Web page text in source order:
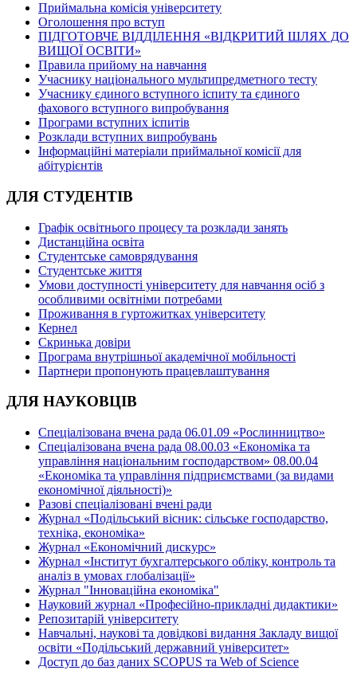
Приймальна комісія університету
Оголошення про вступ
ПІДГОТОВЧЕ ВІДДІЛЕННЯ «ВІДКРИТИЙ ШЛЯХ ДО
ВИЩОЇ ОСВІТИ»
Правила прийому на навчання
Учаснику національного мультипредметного тесту
Учаснику єдиного вступного іспиту та єдиного
фахового вступного випробування
Програми вступних іспитів
Розклади вступних випробувань
Інформаційні матеріали приймальної комісії для
абітурієнтів
ДЛЯ СТУДЕНТІВ
Графік освітнього процесу та розклади занять
Дистанційна освіта
Студентське самоврядування
Студентське життя
Умови доступності університету для навчання осіб з
особливими освітніми потребами
Проживання в гуртожитках університету
Кернел
Скринька довіри
Програма внутрішньої академічної мобільності
Партнери пропонують працевлаштування
ДЛЯ НАУКОВЦІВ
Спеціалізована вчена рада 06.01.09 «Рослинництво»
Спеціалізована вчена рада 08.00.03 «Економіка та
управління національним господарством» 08.00.04
«Економіка та управління підприємствами (за видами
економічної діяльності)»
Разові спеціалізовані вчені ради
Журнал «Подільський вісник: сільське господарство,
техніка, економіка»
Журнал «Економічний дискурс»
Журнал «Інститут бухгалтерського обліку, контроль та
аналіз в умовах глобалізації»
Журнал "Інноваційна економіка"
Науковий журнал «Професійно-прикладні дидактики»
Репозитарій університету
Навчальні, наукові та довідкові видання Закладу вищої
освіти «Подільський державний університет»
Доступ до баз даних SCOPUS та Web of Science